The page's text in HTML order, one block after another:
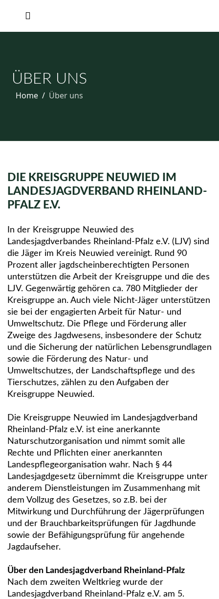
ÜBER UNS
Home Über uns
DIE KREISGRUPPE NEUWIED IM
LANDESJAGDVERBAND RHEINLAND-
PFALZ E.V.
In der Kreisgruppe Neuwied des
Landesjagdverbandes Rheinland-Pfalz e.V. (LJV) sind
die Jäger im Kreis Neuwied vereinigt. Rund 90
Prozent aller jagdscheinberechtigten Personen
unterstützen die Arbeit der Kreisgruppe und die des
LJV. Gegenwärtig gehören ca. 780 Mitglieder der
Kreisgruppe an. Auch viele Nicht-Jäger unterstützen
sie bei der engagierten Arbeit für Natur- und
Umweltschutz. Die Pflege und Förderung aller
Zweige des Jagdwesens, insbesondere der Schutz
und die Sicherung der natürlichen Lebensgrundlagen
sowie die Förderung des Natur- und
Umweltschutzes, der Landschaftspflege und des
Tierschutzes, zählen zu den Aufgaben der
Kreisgruppe Neuwied.
Die Kreisgruppe Neuwied im Landesjagdverband
Rheinland-Pfalz e.V. ist eine anerkannte
Naturschutzorganisation und nimmt somit alle
Rechte und Pflichten einer anerkannten
Landespflegeorganisation wahr. Nach § 44
Landesjagdgesetz übernimmt die Kreisgruppe unter
anderem Dienstleistungen im Zusammenhang mit
dem Vollzug des Gesetzes, so z.B. bei der
Mitwirkung und Durchführung der Jägerprüfungen
und der Brauchbarkeitsprüfungen für Jagdhunde
sowie der Befähigungsprüfung für angehende
Jagdaufseher.
Über den Landesjagdverband Rheinland-Pfalz
Nach dem zweiten Weltkrieg wurde der
Landesjagdverband Rheinland-Pfalz e.V. am 5.